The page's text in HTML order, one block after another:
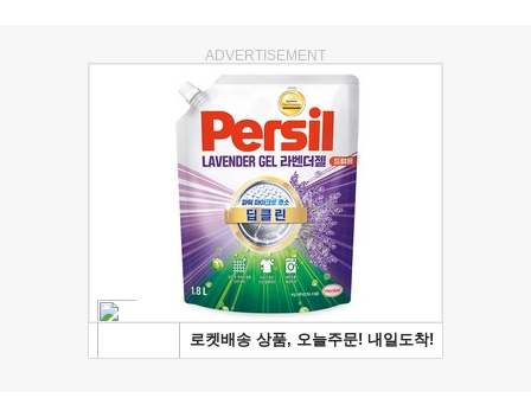
ADVERTISEMENT